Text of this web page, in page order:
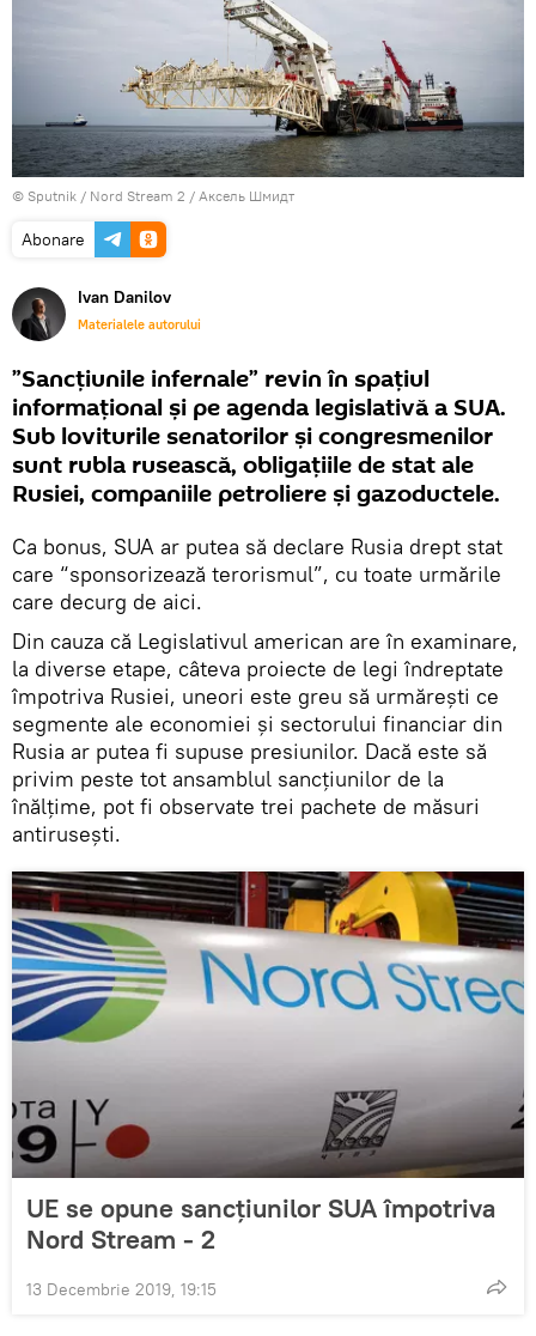
© Sputnik / Nord Stream 2 / Aксель Шмидт
Abonare
Ivan Danilov
Materialele autorului
”Sancțiunile infernale” revin în spațiul
informațional și pe agenda legislativă a SUA.
Sub loviturile senatorilor și congresmenilor
sunt rubla rusească, obligațiile de stat ale
Rusiei, companiile petroliere și gazoductele.
Ca bonus, SUA ar putea să declare Rusia drept stat
care “sponsorizează terorismul”, cu toate urmările
care decurg de aici.
Din cauza că Legislativul american are în examinare,
la diverse etape, câteva proiecte de legi îndreptate
împotriva Rusiei, uneori este greu să urmărești ce
segmente ale economiei și sectorului financiar din
Rusia ar putea fi supuse presiunilor. Dacă este să
privim peste tot ansamblul sancțiunilor de la
înălțime, pot fi observate trei pachete de măsuri
antirusești.
UE se opune sancțiunilor SUA împotriva
Nord Stream - 2
13 Decembrie 2019, 19:15